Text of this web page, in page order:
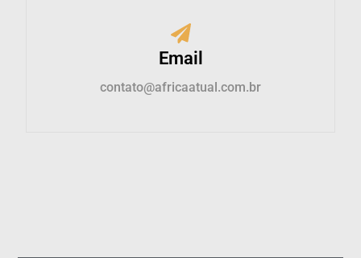
Email
contato@africaatual.com.br